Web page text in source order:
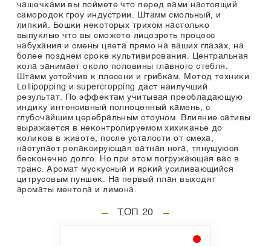
чашечками вы поймете что перед вами настоящий
самородок гроу индустрии. Штамм смольный, и
липкий. Бошки некоторых трихом настолько
выпуклые что вы сможете лицезреть процесс
набухания и смены цвета прямо на ваших глазах, на
более позднем сроке культивирования. Центральная
кола занимает около половины главного стебля.
Штамм устойчив к плесени и грибкам. Метод техники
Lollipopping и supercropping даст наилучший
результат. По эффектам учитывая преобладающую
индику интенсивный полноценный камень, с
глубочайшим церебральным стоуном. Влияние сативы
выражается в неконтролируемом хихиканье до
коликов в животе, после усталости от смеха,
наступает релаксирующая ватная нега, тянущуюся
бесконечно долго. Но при этом погружающая вас в
транс. Аромат мускусный и яркий усиливающийся
цитрусовым пуншек. На первый план выходят
ароматы ментола и лимона.
ТОП 20